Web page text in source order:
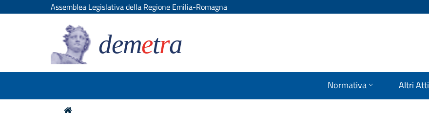
Assemblea Legislativa della Regione Emilia-Romagna
demetra
Normativa Altri Atti